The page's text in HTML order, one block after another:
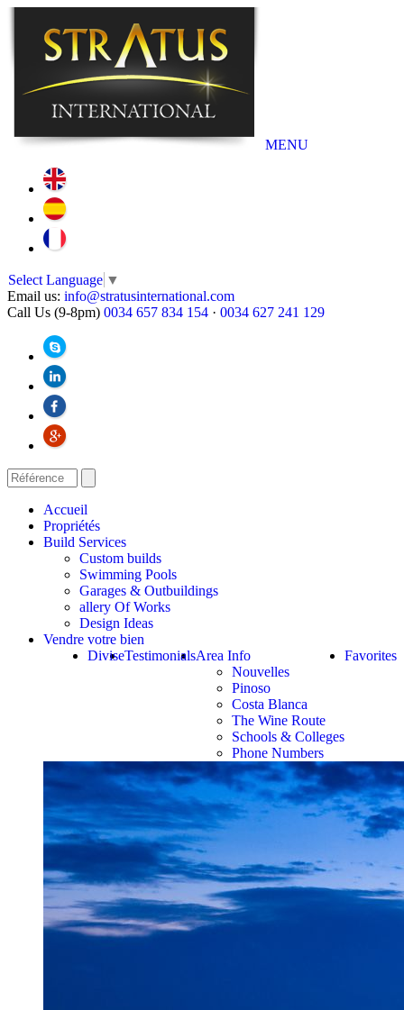
MENU
Select Language ▼
Email us: info@stratusinternational.com
Call Us (9-8pm) 0034 657 834 154 · 0034 627 241 129
Accueil
Propriétés
Build Services
Custom builds
Swimming Pools
Garages & Outbuildings
allery Of Works
Design Ideas
Vendre votre bien
Favorites
Area Info
Nouvelles
Pinoso
Costa Blanca
The Wine Route
Schools & Colleges
Phone Numbers
Testimonials
Divise